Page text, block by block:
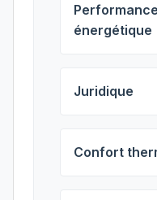
Performance
énergétique
Juridique
Confort